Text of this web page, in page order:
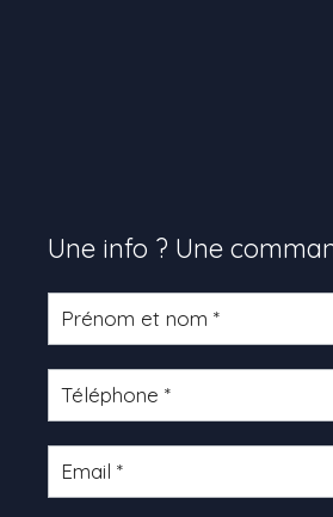
Une info ? Une
Formulaire
produit